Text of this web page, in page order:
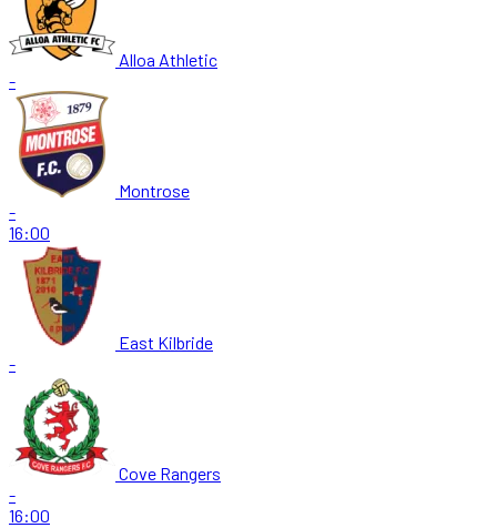
Alloa Athletic
-
Montrose
-
16:00
East Kilbride
-
Cove Rangers
-
16:00